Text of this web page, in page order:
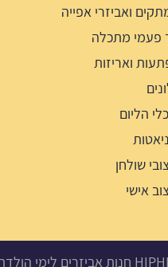
ואביזרי אפייה
פעמי מתכלה
ואריזות
הליום
שולחן
אישי